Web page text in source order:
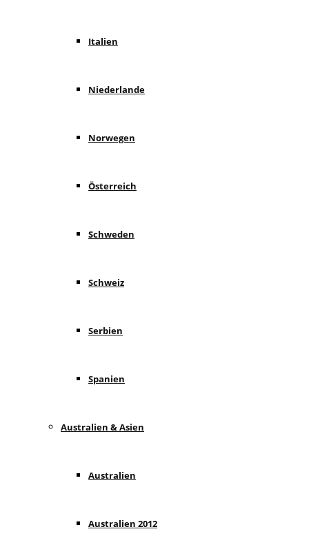
Italien
Niederlande
Norwegen
Österreich
Schweden
Schweiz
Serbien
Spanien
Australien & Asien
Australien
Australien 2012